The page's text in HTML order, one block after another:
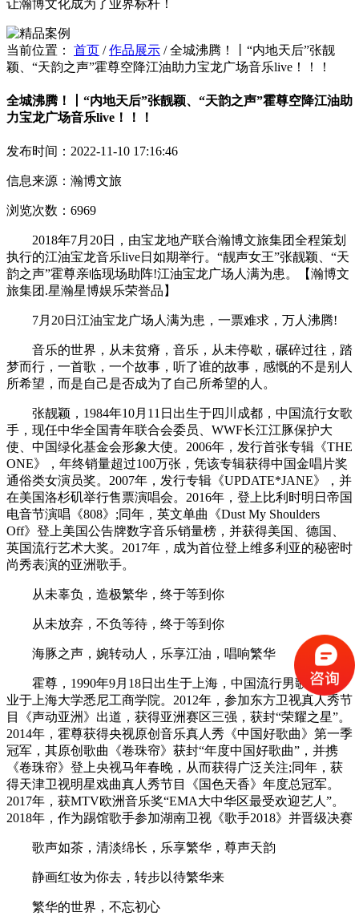
让瀚博文化成为了业界标杆！
当前位置： 首页 /作品展示 /全城沸腾！丨“内地天后”张靓
颖、“天韵之声”霍尊空降江油助力宝龙广场音乐live！！！
全城沸腾！丨“内地天后”张靓颖、“天韵之声”霍尊空降江油助
力宝龙广场音乐live！！！
发布时间：2022-11-10 17:16:46
信息来源：瀚博文旅
浏览次数：6969
2018年7月20日，由宝龙地产联合瀚博文旅集团全程策划
执行的江油宝龙音乐live日如期举行。“靓声女王”张靓颖、“天
韵之声”霍尊亲临现场助阵!江油宝龙广场人满为患。【瀚博文
旅集团.星瀚星博娱乐荣誉品】
7月20日江油宝龙广场人满为患，一票难求，万人沸腾!
音乐的世界，从未贫瘠，音乐，从未停歇，碾碎过往，踏
梦而行，一首歌，一个故事，听了谁的故事，感慨的不是别人
所希望，而是自己是否成为了自己所希望的人。
张靓颖，1984年10月11日出生于四川成都，中国流行女歌
手，现任中华全国青年联合会委员、WWF长江江豚保护大
使、中国绿化基金会形象大使。2006年，发行首张专辑《THE
ONE》，年终销量超过100万张，凭该专辑获得中国金唱片奖
通俗类女演员奖。2007年，发行专辑《UPDATE*JANE》，并
在美国洛杉矶举行售票演唱会。2016年，登上比利时明日帝国
电音节演唱《808》;同年，英文单曲《Dust My Shoulders
Off》登上美国公告牌数字音乐销量榜，并获得美国、德国、
英国流行艺术大奖。2017年，成为首位登上维多利亚的秘密时
尚秀表演的亚洲歌手。
从未辜负，造极繁华，终于等到你
从未放弃，不负等待，终于等到你
海豚之声，婉转动人，乐享江油，唱响繁华
霍尊，1990年9月18日出生于上海，中国流行男歌手，毕
业于上海大学悉尼工商学院。2012年，参加东方卫视真人秀节
目《声动亚洲》出道，获得亚洲赛区三强，获封“荣耀之星”。
2014年，霍尊获得央视原创音乐真人秀《中国好歌曲》第一季
冠军，其原创歌曲《卷珠帘》获封“年度中国好歌曲”，并携
《卷珠帘》登上央视马年春晚，从而获得广泛关注;同年，获
得天津卫视明星戏曲真人秀节目《国色天香》年度总冠军。
2017年，获MTV欧洲音乐奖“EMA大中华区最受欢迎艺人”。
2018年，作为踢馆歌手参加湖南卫视《歌手2018》并晋级决赛
歌声如茶，清淡绵长，乐享繁华，尊声天韵
静画红妆为你去，转步以待繁华来
繁华的世界，不忘初心